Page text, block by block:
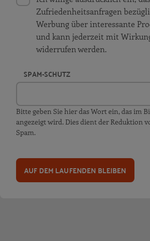
Zufriedenheitsanfragen
Werbung über interessante
und kann jederzeit mit
widerrufen werden.
SPAM-SCHUTZ
Bitte geben Sie hier das Wort ein, das im
angezeigt wird. Dies dient der Reduktion
Spam.
AUF DEM LAUFENDEN BLEIBEN